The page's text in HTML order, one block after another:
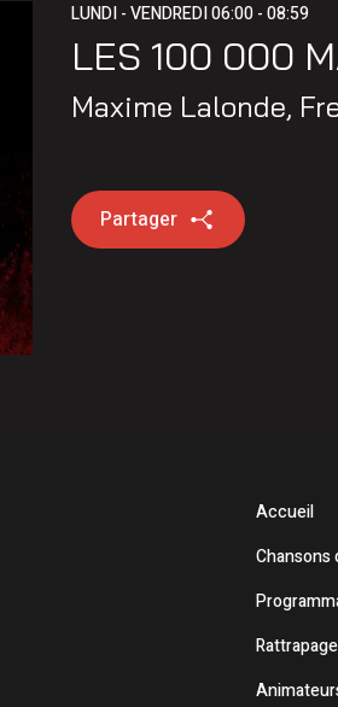
LUNDI - VENDREDI06:00 - 08:59
LES 100 000
Maxime Lalonde,
Partager
Accueil
Rattrapage